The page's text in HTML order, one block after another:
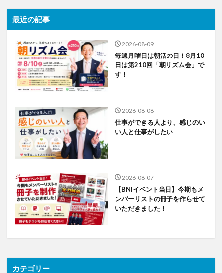
最近の記事
2026-08-09
毎週月曜日は朝活の日！8月10
日は第210回「朝リズム会」で
す！
2026-08-08
仕事ができる人より、感じのい
い人と仕事がしたい
2026-08-07
【BNIイベント当日】今期もメ
ンバーリストの冊子を作らせて
いただきました！
カテゴリー